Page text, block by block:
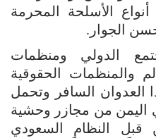
الأسلحة المحرمة
الجوار.
الدولي ومنظمات
والمنظمات الحقوقية
العدوان السافر وتحمل
اليمن من مجازر وحشية
قبل النظام السعودي